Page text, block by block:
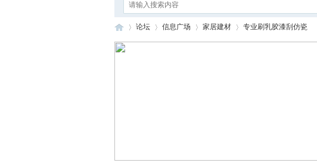
论坛 信息广场 家居建材 专业刷乳胶漆刮仿瓷